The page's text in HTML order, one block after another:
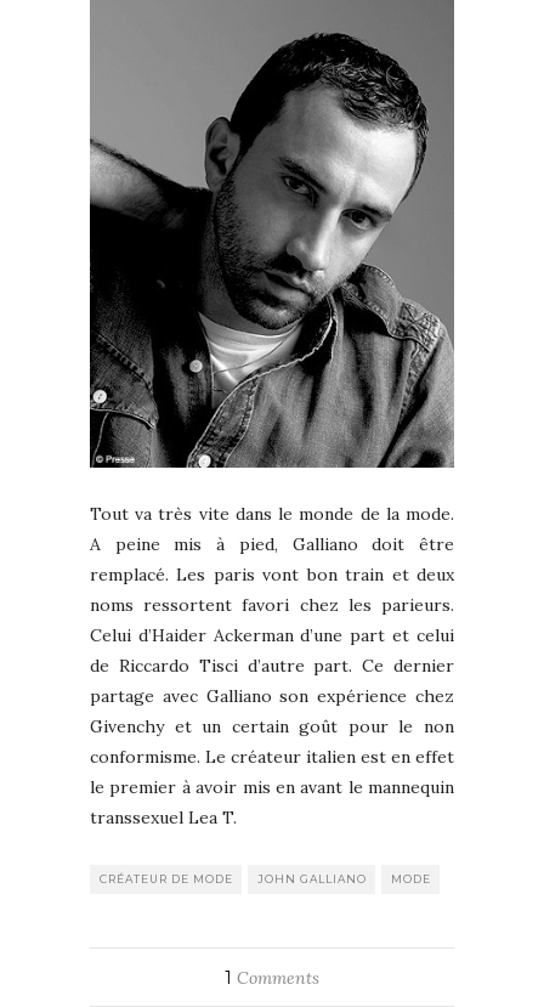
Tout va très vite dans le monde de la mode.
A peine mis à pied, Galliano doit être
remplacé. Les paris vont bon train et deux
noms ressortent favori chez les parieurs.
Celui d’Haider Ackerman d’une part et celui
de Riccardo Tisci d’autre part. Ce dernier
partage avec Galliano son expérience chez
Givenchy et un certain goût pour le non
conformisme. Le créateur italien est en effet
le premier à avoir mis en avant le mannequin
transsexuel Lea T.
CRÉATEUR DE MODE JOHN GALLIANO MODE
1 Comments